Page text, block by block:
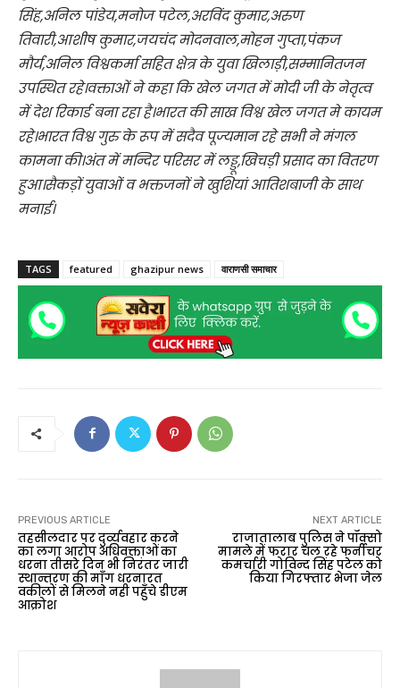
सिंह,अनिल पांडेय,मनोज पटेल,अरविंद कुमार,अरुण
तिवारी,आशीष कुमार,जयचंद मोदनवाल,मोहन गुप्ता,पंकज
मौर्य,अनिल विश्वकर्मा सहित क्षेत्र के युवा खिलाड़ी,सम्मानितजन
उपस्थित रहे।वक्ताओं ने कहा कि खेल जगत में मोदी जी के नेतृत्व
में देश रिकार्ड बना रहा है।भारत की साख विश्व खेल जगत मे कायम
रहे।भारत विश्व गुरु के रूप में सदैव पूज्यमान रहे सभी ने मंगल
कामना की।अंत में मन्दिर परिसर में लड्डू,खिचड़ी प्रसाद का वितरण
हुआ।सैकड़ों युवाओं व भक्तजनों ने खुशियां आतिशबाजी के साथ
मनाई।
TAGS featured ghazipur news वाराणसी समाचार
PREVIOUS ARTICLE
तहसीलदार पर दुर्व्यवहार करने
का लगा आरोप अधिवक्ताओं का
धरना तीसरे दिन भी निरंतर जारी
स्थान्तरण की माँग धरनारत
वकीलों से मिलने नही पहुँचे डीएम
आक्रोश
NEXT ARTICLE
राजातालाब पुलिस ने पॉक्सो
मामले में फरार चल रहे फर्नीचर
कमर्चारी गोविन्द सिंह पटेल को
किया गिरफ्तार भेजा जेल